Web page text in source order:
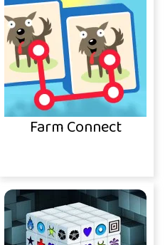
Farm Connect